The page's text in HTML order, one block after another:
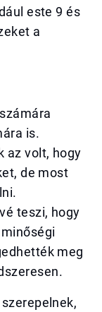
este 9 és
a
is.
az volt, hogy
de most
teszi, hogy
meg